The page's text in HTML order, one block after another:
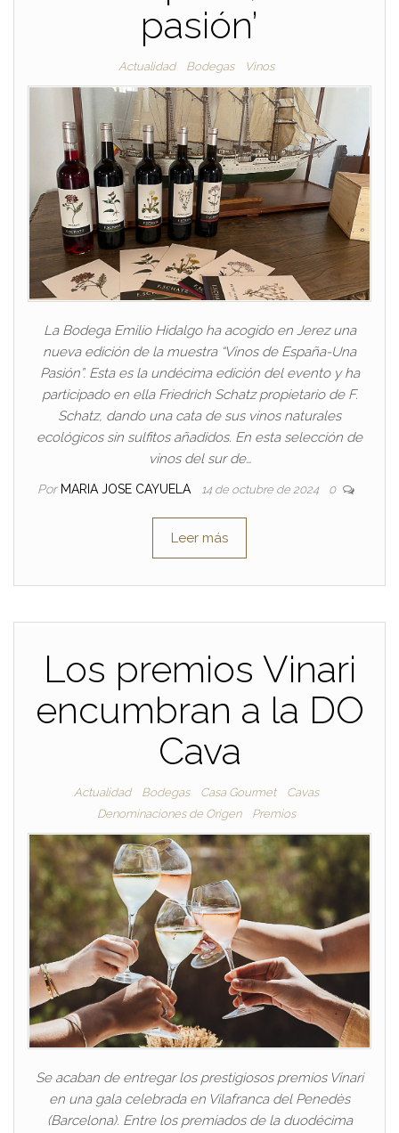
pasión’
Actualidad Bodegas Vinos
La Bodega Emilio Hidalgo ha acogido en Jerez una
nueva edición de la muestra “Vinos de España-Una
Pasión”. Esta es la undécima edición del evento y ha
participado en ella Friedrich Schatz propietario de F.
Schatz, dando una cata de sus vinos naturales
ecológicos sin sulfitos añadidos. En esta selección de
vinos del sur de…
Por MARIA JOSE CAYUELA 14 de octubre de 2024 0
Leer más
Los premios Vinari
encumbran a la DO
Cava
Actualidad Bodegas Casa Gourmet
Cavas
Denominaciones de Origen
Premios
Se acaban de entregar los prestigiosos premios Vinari
en una gala celebrada en Vilafranca del Penedès
(Barcelona). Entre los premiados de la duodécima